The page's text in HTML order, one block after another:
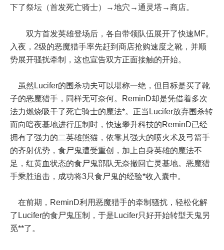
下了祭坛（首发死亡骑士）→地穴→通灵塔→商店。
双方首发英雄登场后，各自带领队伍展开了快速MF。
入夜，2级的恶魔猎手率先赶到商店抢购速度之靴，并顺
势展开骚扰牵制，这也宣告双方正面接触的开始。
虽然Lucifer的围杀功夫可以堪称一绝，但目标是买了靴
子的恶魔猎手，同样无可奈何。ReminD却是凭借着多次
法力燃烧吸干了死亡骑士的魔法*。正当Lucifer放弃围杀转
而向暗夜基地进行压制时，快速攀升科技的ReminD已经
拥有了强力的二英雄熊猫，依靠其强大的喷火术及弓箭手
的齐射优势，食尸鬼遭受重创，加上自身英雄的魔法不
足，红黄血状态的食尸鬼部队无奈撤回亡灵基地。恶魔猎
手乘胜追击，成功将3只食尸鬼的经验*收入囊中。
在前期，ReminD利用恶魔猎手的牵制骚扰，轻松化解
了Lucifer的食尸鬼压制，于是Lucifer只好开始转型天鬼另
觅**了。